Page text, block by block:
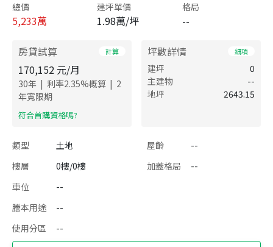
總價
5,233萬
建坪單價
1.98萬/坪
格局
--
房貸試算 計算
170,152 元/月
30年 | 利率2.35%概算 | 2
年寬限期
​符合首購資格嗎?
坪數詳情 細項
建坪
0
主建物
--
地坪
2643.15
類型 土地 屋齡
--
樓層
0樓/0樓 加蓋格局
--
車位
--
謄本用途
--
使用分區
--